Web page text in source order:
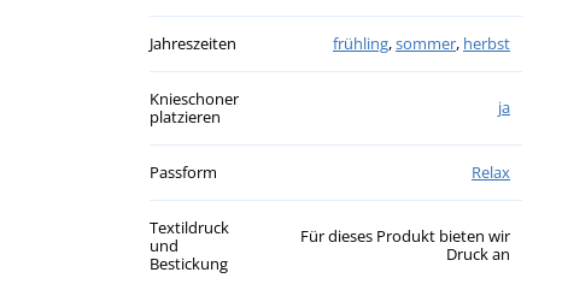
Jahreszeiten frühling,sommer, herbst
Knieschoner
platzieren
ja
Passform Relax
Textildruck
und
Bestickung
Für dieses Produkt bieten wir
Druck an